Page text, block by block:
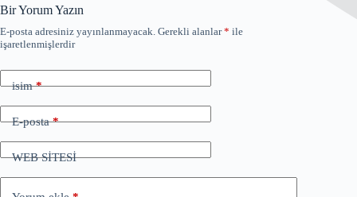
Bir Yorum Yazın
E-posta adresiniz yayınlanmayacak. Gerekli alanlar* ile
işaretlenmişlerdir
isim*
E-posta*
WEB SİTESİ